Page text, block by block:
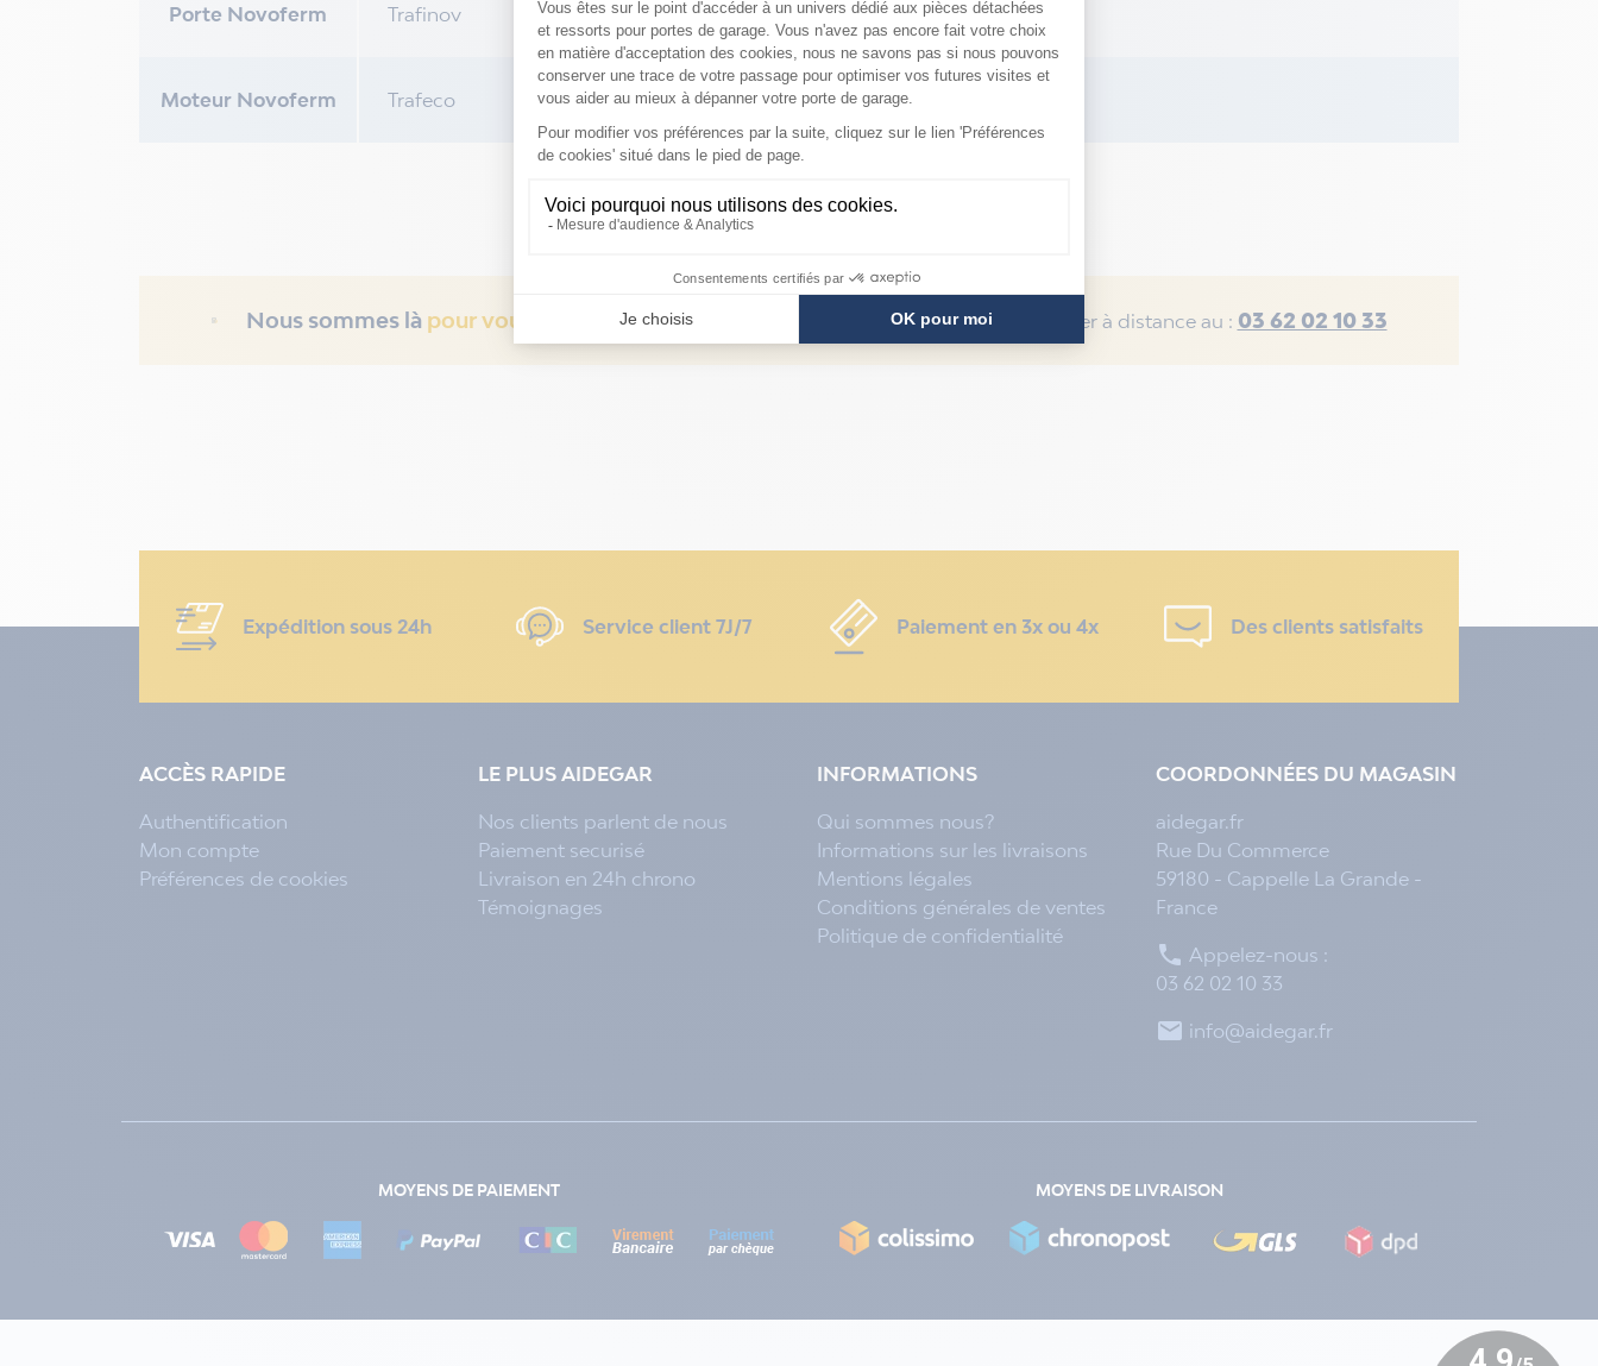
Porte Novoferm Trafinov
Moteur Novoferm Trafeco
Nous sommes là pour vous Votre technicien vous guide par téléphone pour réparer à distance au : 03 62 02 10 33
Expédition sous 24h Service client 7J/7 Paiement en 3x ou 4x Des clients satisfaits
ACCÈS RAPIDE
Authentification
Mon compte
Préférences de cookies
LE PLUS AIDEGAR
Nos clients parlent de nous
Paiement securisé
Livraison en 24h chrono
Témoignages
INFORMATIONS
Qui sommes nous?
Informations sur les livraisons
Mentions légales
Conditions générales de ventes
Politique de confidentialité
COORDONNÉES DU MAGASIN
aidegar.fr
Rue Du Commerce
59180 - Cappelle La Grande -
France
 Appelez-nous :
03 62 02 10 33
 info@aidegar.fr
MOYENS DE PAIEMENT MOYENS DE LIVRAISON